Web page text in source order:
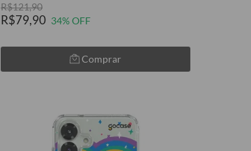
R$121,90
R$79,90 34% OFF
Comprar